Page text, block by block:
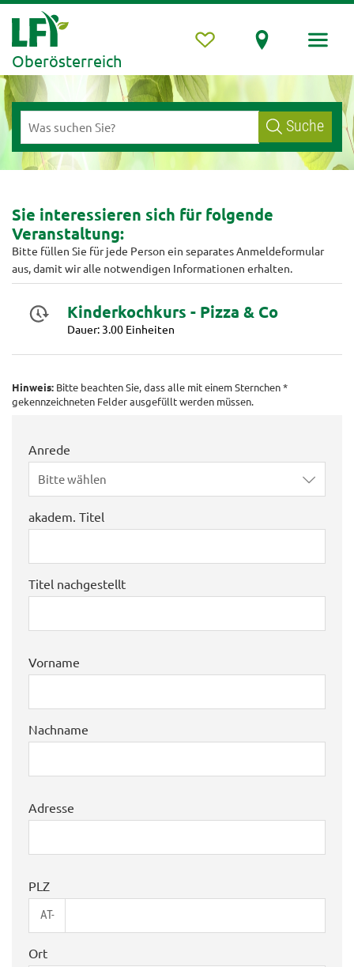
Oberösterreich
Suche
Sie interessieren sich für folgende
Veranstaltung:
Bitte füllen Sie für jede Person ein separates Anmeldeformular
aus, damit wir alle notwendigen Informationen erhalten.
Kinderkochkurs - Pizza & Co
Dauer: 3.00 Einheiten
Hinweis: Bitte beachten Sie, dass alle mit einem Sternchen *
gekennzeichneten Felder ausgefüllt werden müssen.
Anrede
Bitte wählen
akadem. Titel
Titel nachgestellt
Vorname
Nachname
Adresse
PLZ
AT-
Ort